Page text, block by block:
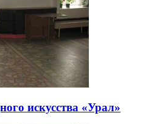
искусства «Урал»